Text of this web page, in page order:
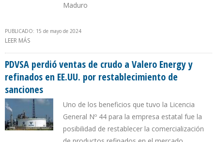
Maduro
PUBLICADO: 15 de mayo de 2024
LEER MÁS
PDVSA perdió ventas de crudo a Valero Energy y
refinados en EE.UU. por restablecimiento de
sanciones
Uno de los beneficios que tuvo la Licencia
General Nº 44 para la empresa estatal fue la
posibilidad de restablecer la comercialización